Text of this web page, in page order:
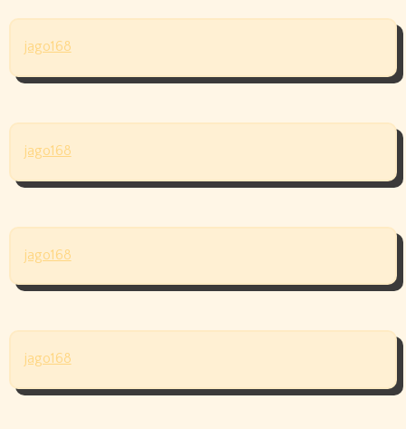
jago168
jago168
jago168
jago168